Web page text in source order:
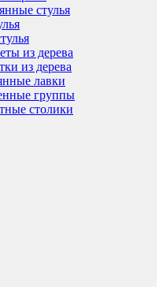
стулья
из дерева
из дерева
лавки
группы
столики